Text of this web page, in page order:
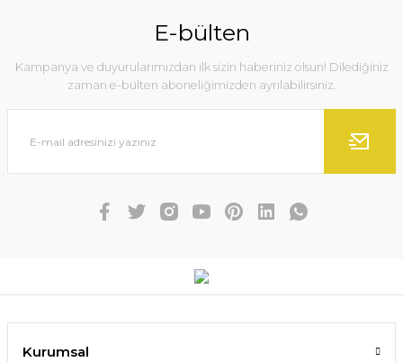
E-bülten
Kampanya ve duyurularımızdan ilk sizin haberiniz olsun! Dilediğiniz
zaman e-bülten aboneliğimizden ayrılabilirsiniz.
Kurumsal